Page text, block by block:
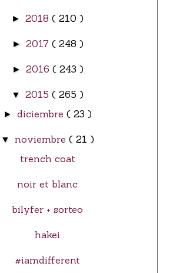
► 2018 ( 210 )
► 2017 ( 248 )
► 2016 ( 243 )
▼ 2015 ( 265 )
► diciembre ( 23 )
▼ noviembre ( 21 )
trench coat
noir et blanc
bilyfer + sorteo
hakei
#iamdifferent